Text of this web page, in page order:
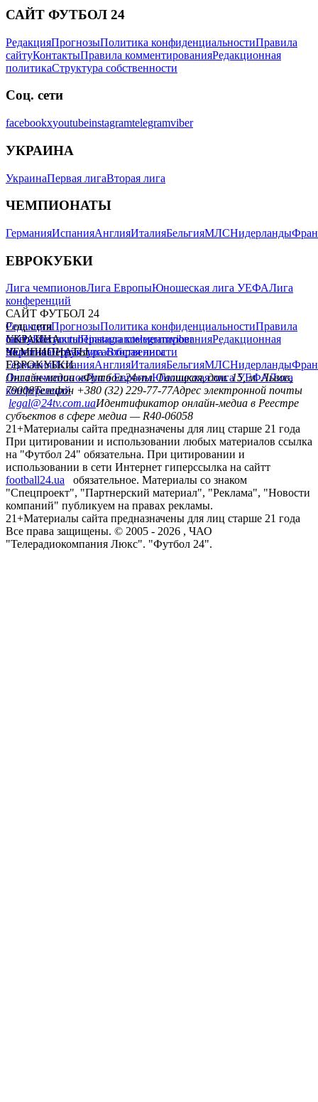
САЙТ ФУТБОЛ 24
РедакцияПрогнозыПолитика конфиденциальностиПравила
сайтуКонтактыПравила комментированияРедакционная
политикаСтруктура собственности
Соц. сети
facebookxyoutubeinstagramtelegramviber
УКРАИНА
УкраинаПервая лигаВторая лига
ЧЕМПИОНАТЫ
ГерманияИспанияАнглияИталияБельгияМЛСНидерланды
ЕВРОКУБКИ
Лига чемпионовЛига ЕвропыЮношеская лига УЕФАЛига
конференций
САЙТ ФУТБОЛ 24
РедакцияПрогнозыПолитика конфиденциальностиПравила
сайтуКонтактыПравила комментированияРедакционная
политикаСтруктура собственности
Соц. сети
facebookxyoutubeinstagramtelegramviber
УКРАИНА
УкраинаПервая лигаВторая лига
ЧЕМПИОНАТЫ
ГерманияИспанияАнглияИталияБельгияМЛСНидерланды
ЕВРОКУБКИ
Лига чемпионовЛига ЕвропыЮношеская лига УЕФАЛига
конференций
Онлайн-медиа «Футбол 24»пл. Галицкая, дом. 15, м. Львов,
79008Телефон +380 (32) 229-77-77Адрес электронной почты
legal@24tv.com.uaИдентификатор онлайн-медиа в Реестре
субъектов в сфере медиа — R40-06058
21+Материалы сайта предназначены для лиц старше 21 года
При цитировании и использовании любых материалов ссылка
на "Футбол 24" обязательна. При цитировании и
использовании в сети Интернет гиперссылка на сайтт
football24.ua
обязательное. Материалы со знаком
"Спецпроект", "Партнерский материал", "Реклама", "Новости
компаний" публикуем на правах рекламы.
21+Материалы сайта предназначены для лиц старше 21 года
Все права защищены. © 2005 - 2026 , ЧАО
"Телерадиокомпания Люкс". "Футбол 24".